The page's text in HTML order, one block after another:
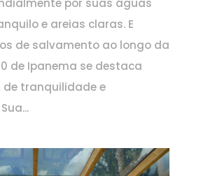
por suas águas
e areias claras. E
de salvamento ao longo da
de Ipanema se destaca
de tranquilidade e